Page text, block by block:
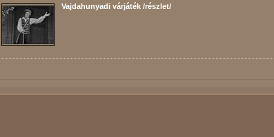
Vajdahunyadi várjáték /részlet/